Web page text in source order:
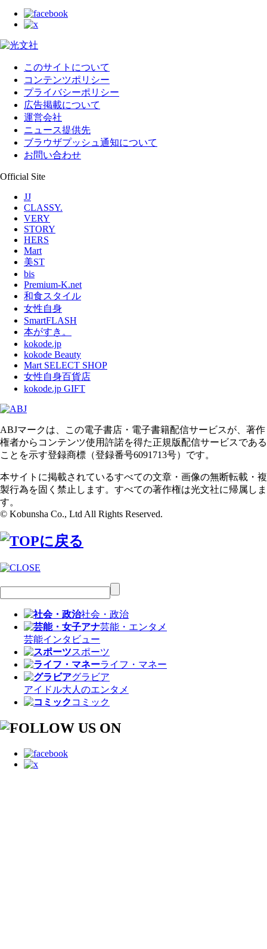
このサイトについて
コンテンツポリシー
プライバシーポリシー
広告掲載について
運営会社
ニュース提供先
ブラウザプッシュ通知について
お問い合わせ
Official Site
JJ
CLASSY.
VERY
STORY
HERS
Mart
美ST
bis
Premium-K.net
和食スタイル
女性自身
SmartFLASH
本がすき。
kokode.jp
kokode Beauty
Mart SELECT SHOP
女性自身百貨店
kokode.jp GIFT
ABJマークは、この電子書店・電子書籍配信サービスが、著作
権者からコンテンツ使用許諾を得た正規版配信サービスである
ことを示す登録商標（登録番号6091713号）です。
本サイトに掲載されているすべての文章・画像の無断転載・複
製行為を固く禁止します。すべての著作権は光文社に帰属しま
す。
© Kobunsha Co., Ltd All Rights Reserved.
社会・政治
芸能・エンタメ
芸能インタビュー
スポーツ
ライフ・マネー
グラビア
アイドル大人のエンタメ
コミック